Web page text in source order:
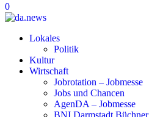
0
Lokales
Politik
Kultur
Wirtschaft
Jobrotation – Jobmesse
Jobs und Chancen
AgenDA – Jobmesse
BNI Darmstadt Büchner